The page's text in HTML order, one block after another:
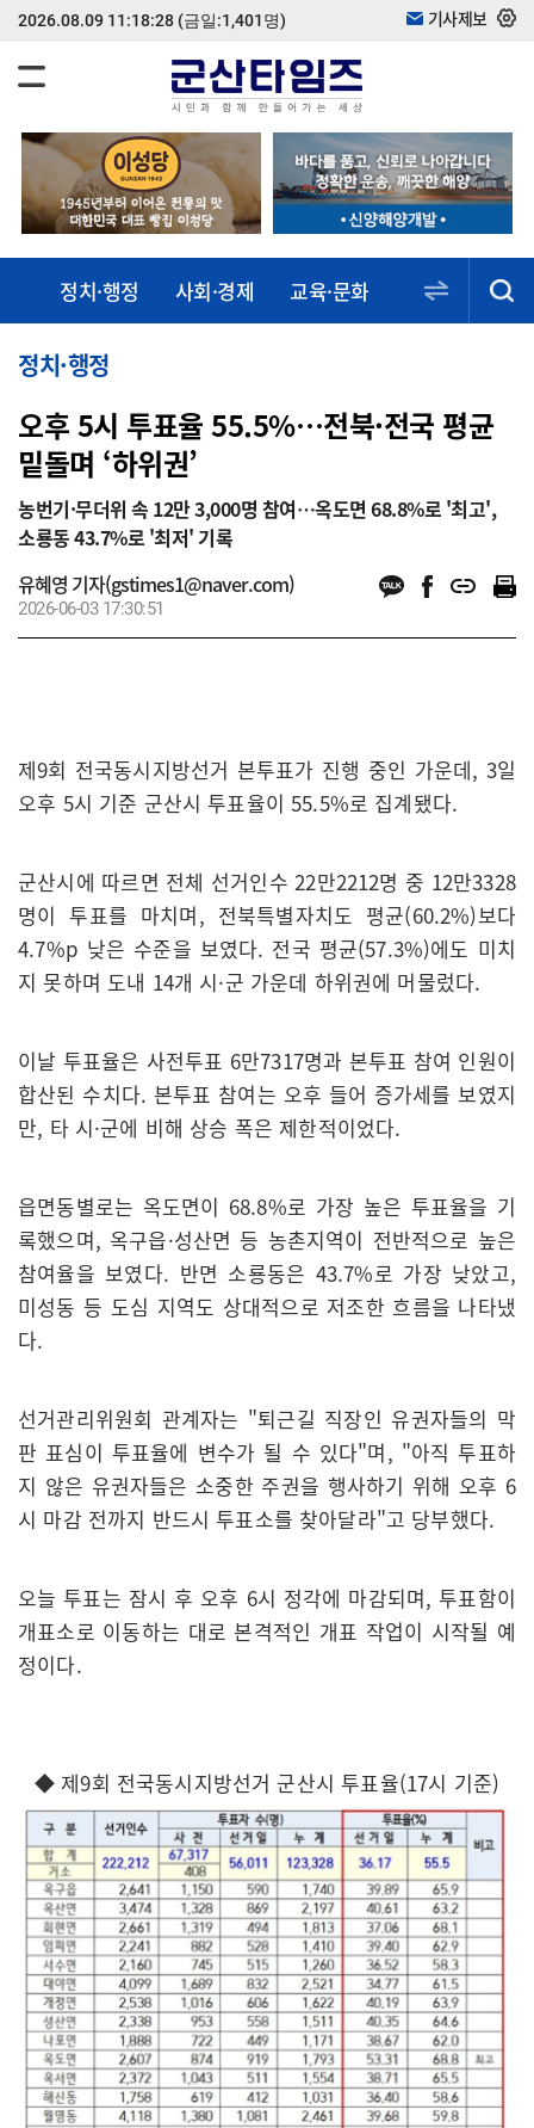
2026.08.09 11:18:28 (금일:1,401명) 기사제보
정치·행정 사회·경제 교육·문화 스포츠·건강
정치·행정
오후 5시 투표율 55.5%…전북·전국 평균
밑돌며 ‘하위권’
농번기·무더위 속 12만 3,000명 참여…옥도면 68.8%로 '최고',
소룡동 43.7%로 '최저' 기록
유혜영 기자(gstimes1@naver.com)
2026-06-03 17:30:51
제9회 전국동시지방선거 본투표가 진행 중인 가운데, 3일
오후 5시 기준 군산시 투표율이 55.5%로 집계됐다.
군산시에 따르면 전체 선거인수 22만2212명 중 12만3328
명이 투표를 마치며, 전북특별자치도 평균(60.2%)보다
4.7%p 낮은 수준을 보였다. 전국 평균(57.3%)에도 미치
지 못하며 도내 14개 시·군 가운데 하위권에 머물렀다.
이날 투표율은 사전투표 6만7317명과 본투표 참여 인원이
합산된 수치다. 본투표 참여는 오후 들어 증가세를 보였지
만, 타 시·군에 비해 상승 폭은 제한적이었다.
읍면동별로는 옥도면이 68.8%로 가장 높은 투표율을 기
록했으며, 옥구읍·성산면 등 농촌지역이 전반적으로 높은
참여율을 보였다. 반면 소룡동은 43.7%로 가장 낮았고,
미성동 등 도심 지역도 상대적으로 저조한 흐름을 나타냈
다.
선거관리위원회 관계자는 "퇴근길 직장인 유권자들의 막
판 표심이 투표율에 변수가 될 수 있다"며, "아직 투표하
지 않은 유권자들은 소중한 주권을 행사하기 위해 오후 6
시 마감 전까지 반드시 투표소를 찾아달라"고 당부했다.
오늘 투표는 잠시 후 오후 6시 정각에 마감되며, 투표함이
개표소로 이동하는 대로 본격적인 개표 작업이 시작될 예
정이다.
◆ 제9회 전국동시지방선거 군산시 투표율(17시 기준)